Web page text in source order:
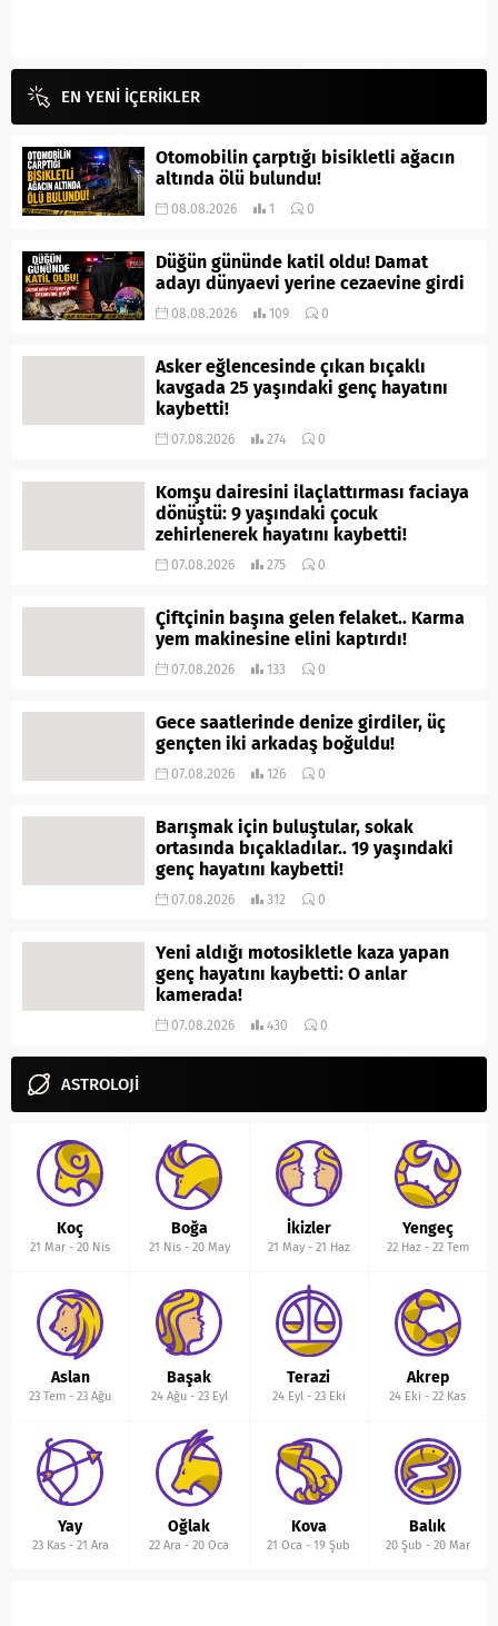
EN YENİ İÇERİKLER
Otomobilin çarptığı bisikletli ağacın
altında ölü bulundu!
08.08.2026 1 0
Düğün gününde katil oldu! Damat
adayı dünyaevi yerine cezaevine girdi
08.08.2026 109 0
Asker eğlencesinde çıkan bıçaklı
kavgada 25 yaşındaki genç hayatını
kaybetti!
07.08.2026 274 0
Komşu dairesini ilaçlattırması faciaya
dönüştü: 9 yaşındaki çocuk
zehirlenerek hayatını kaybetti!
07.08.2026 275 0
Çiftçinin başına gelen felaket.. Karma
yem makinesine elini kaptırdı!
07.08.2026 133 0
Gece saatlerinde denize girdiler, üç
gençten iki arkadaş boğuldu!
07.08.2026 126 0
Barışmak için buluştular, sokak
ortasında bıçakladılar.. 19 yaşındaki
genç hayatını kaybetti!
07.08.2026 312 0
Yeni aldığı motosikletle kaza yapan
genç hayatını kaybetti: O anlar
kamerada!
07.08.2026 430 0
ASTROLOJİ
Koç
21 Mar -20 Nis
Boğa
21 Nis- 20 May
İkizler
21 May- 21 Haz
Yengeç
22 Haz- 22 Tem
Aslan
23 Tem -23 Ağu
Başak
24 Ağu- 23 Eyl
Terazi
24 Eyl- 23 Eki
Akrep
24 Eki -22 Kas
Yay
23 Kas- 21 Ara
Oğlak
22 Ara -20 Oca
Kova
21 Oca -19 Şub
Balık
20 Şub - 20 Mar